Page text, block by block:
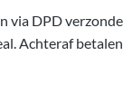
via DPD
Achteraf